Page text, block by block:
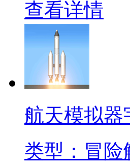
查看详情
航天模拟
类型：冒险